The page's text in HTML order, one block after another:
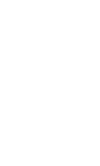
，按照双方约定好
车站/变电所控制室